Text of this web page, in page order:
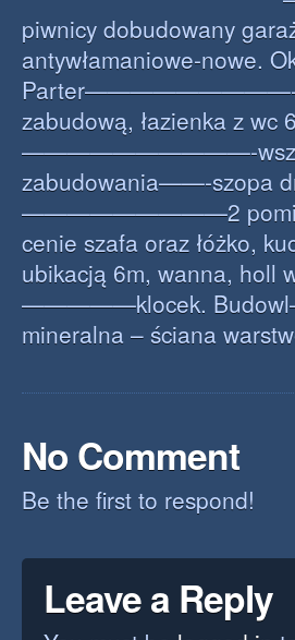
piwnicy dobudowany
antywłamaniowe-
Parter—————————-
zabudową, łazienka z wc
——————————-
zabudowania——-szopa
—————————2
cenie szafa oraz łóżko,
ubikacją 6m, wanna, holl
—————klocek.
mineralna – ściana
No Comment
Be the first to respond!
Leave a Reply